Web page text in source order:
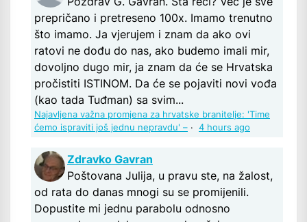
prepričano i pretreseno 100x. Imamo trenutno
što imamo. Ja vjerujem i znam da ako ovi
ratovi ne dođu do nas, ako budemo imali mir,
dovoljno dugo mir, ja znam da će se Hrvatska
pročistiti ISTINOM. Da će se pojaviti novi vođa
(kao tada Tuđman) sa svim...
Najavljena važna promjena za hrvatske branitelje: 'Time
ćemo ispraviti još jednu nepravdu' – · 4 hours ago
Zdravko Gavran
Poštovana Julija, u pravu ste, na žalost,
od rata do danas mnogi su se promijenili.
Dopustite mi jednu parabolu odnosno